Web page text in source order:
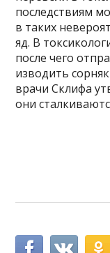
последствиям
в таких
яд. В
после чего
изводить
врачи Склифа
они